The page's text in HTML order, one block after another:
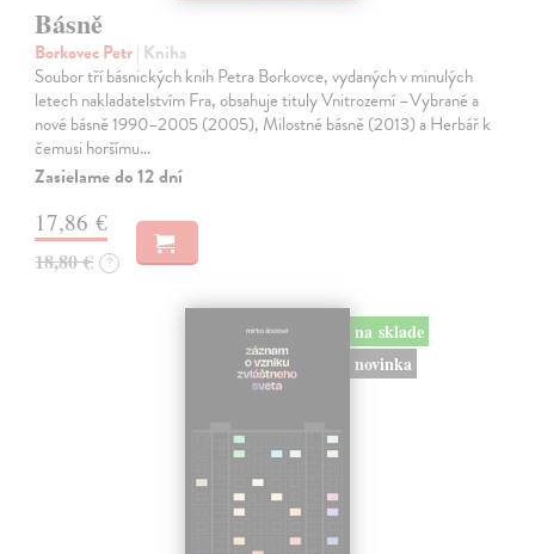
Básně
Borkovec Petr| Kniha
Soubor tří básnických knih Petra Borkovce, vydaných v minulých
letech nakladatelstvím Fra, obsahuje tituly Vnitrozemí –Vybrané a
nové básně 1990–2005 (2005), Milostné básně (2013) a Herbář k
čemusi horšímu…
Zasielame do 12 dní
17,86 €
18,80 € ?
na sklade
novinka